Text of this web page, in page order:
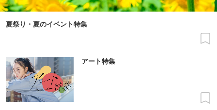
夏祭り・夏のイベント特集
アート特集